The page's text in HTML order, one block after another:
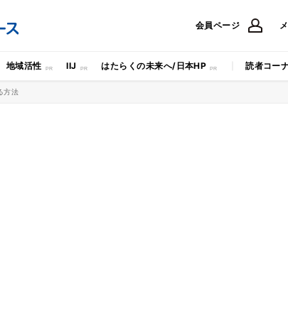
会員ページ
地域活性 IIJ はたらくの未来へ/日本HP 読者コー
方法